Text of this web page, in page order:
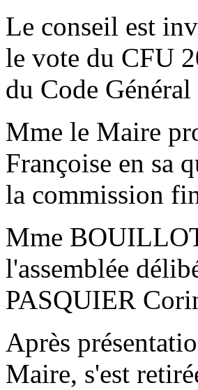
Le conseil est
le vote du CFU
du Code
Mme le Maire
Françoise en sa
la commission
Mme
l'assemblée
PASQUIER
Après
Maire, s'est